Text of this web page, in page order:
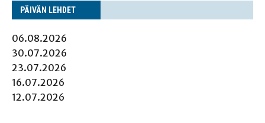
PÄI­VÄN LEHDET
06.08.2026
30.07.2026
23.07.2026
16.07.2026
12.07.2026